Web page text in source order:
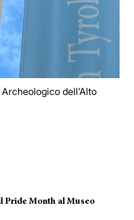
dell’Alto
Pride Month al Museo